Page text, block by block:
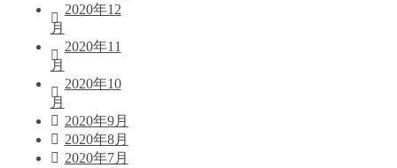
2020年12
月
2020年11
月
2020年10
月
2020年9月
2020年8月
2020年7月